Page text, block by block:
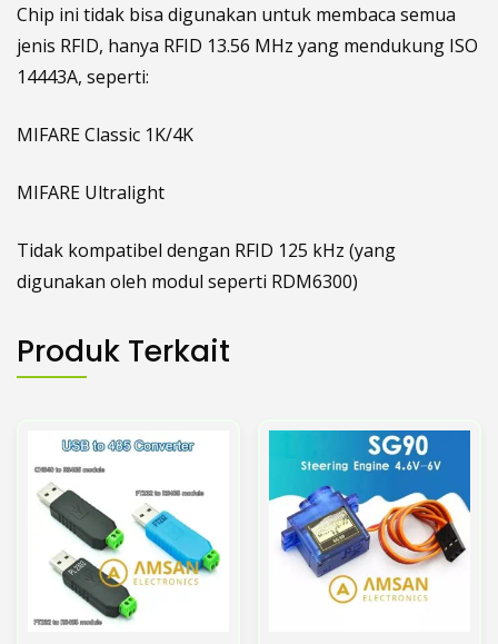
Chip ini tidak bisa digunakan untuk membaca semua
jenis RFID, hanya RFID 13.56 MHz yang mendukung ISO
14443A, seperti:
MIFARE Classic 1K/4K
MIFARE Ultralight
Tidak kompatibel dengan RFID 125 kHz (yang
digunakan oleh modul seperti RDM6300)
Produk Terkait